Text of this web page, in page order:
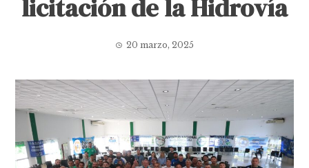
licitación de la Hidrovía
20 marzo, 2025